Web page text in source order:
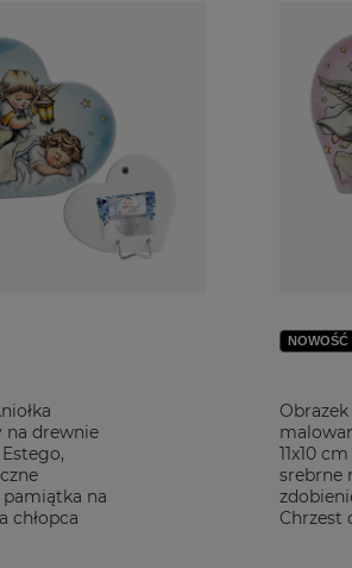
w tym przypadku wzór do naśladowania
do swoich potrzeb. Wybierz dostępne
na drewnie
Estego,
na
chłopca
NOWOŚĆ
Obrazek
11x10
srebrne
Chrzest